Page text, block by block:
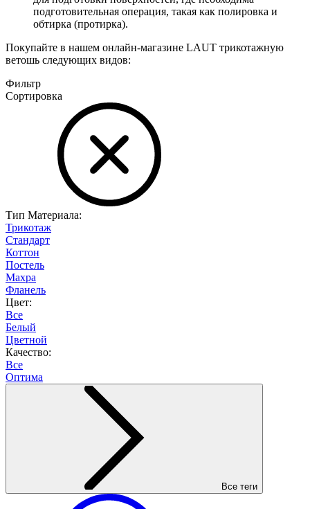
подготовительная операция, такая как полировка и
обтирка (протирка).
Покупайте в нашем онлайн-магазине LAUT трикотажную
ветошь следующих видов:
Фильтр
Сортировка
Тип Материала:
Трикотаж
Стандарт
Коттон
Постель
Махра
Фланель
Цвет:
Все
Белый
Цветной
Качество:
Все
Оптима
Все теги